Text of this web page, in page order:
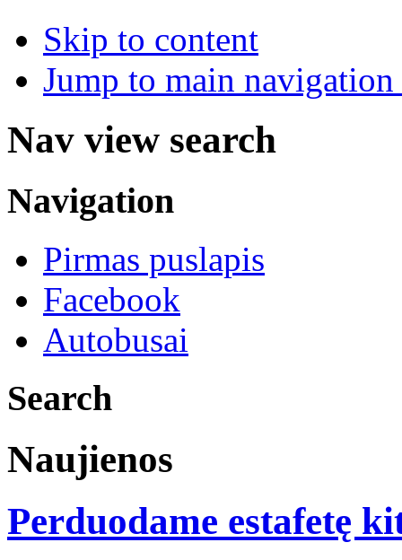
Skip to content
Jump to main
Nav view search
Navigation
Pirmas puslapis
Facebook
Autobusai
Search
Naujienos
Perduodame estafetę